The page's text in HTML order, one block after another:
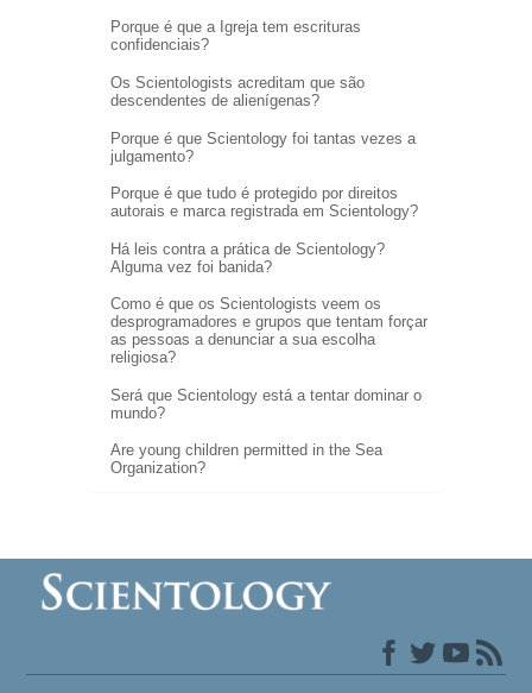
Porque é que a Igreja tem escrituras
confidenciais?
Os Scientologists acreditam que são
descendentes de alienígenas?
Porque é que Scientology foi tantas vezes a
julgamento?
Porque é que tudo é protegido por direitos
autorais e marca registrada em Scientology?
Há leis contra a prática de Scientology?
Alguma vez foi banida?
Como é que os Scientologists veem os
desprogramadores e grupos que tentam forçar
as pessoas a denunciar a sua escolha
religiosa?
Será que Scientology está a tentar dominar o
mundo?
Are young children permitted in the Sea
Organization?